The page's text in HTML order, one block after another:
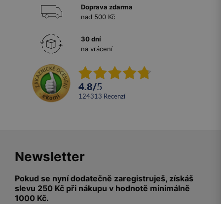
Doprava zdarma
nad 500 Kč
30 dní
na vrácení
4.8/5
124313 recenzí
Newsletter
Pokud se nyní dodatečně zaregistruješ, získáš
slevu 250 Kč při nákupu v hodnotě minimálně
1000 Kč.